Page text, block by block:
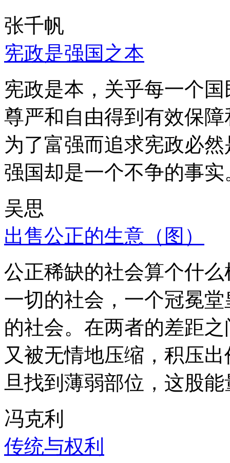
张千帆
宪政是强国之本
宪政是本，关乎每一个
尊严和自由得到有效保
为了富强而追求宪政必
强国却是一个不争的事实
吴思
出售公正的生意（图）
公正稀缺的社会算个什
一切的社会，一个冠冕
的社会。在两者的差距
又被无情地压缩，积压
旦找到薄弱部位，这股
冯克利
传统与权利